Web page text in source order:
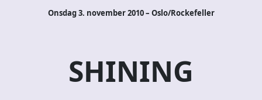
Onsdag 3. november 2010 – Oslo/Rockefeller
SHINING